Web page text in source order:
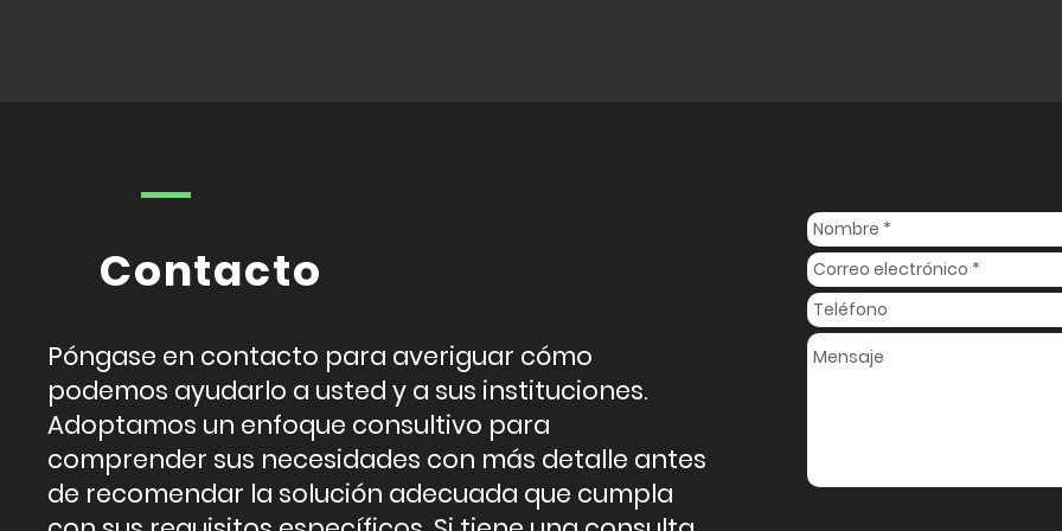
Contacto
Póngase en contacto para averiguar cómo
podemos ayudarlo a usted y a sus instituciones.
Adoptamos un enfoque consultivo para
comprender sus necesidades con más detalle antes
de recomendar la solución adecuada que cumpla